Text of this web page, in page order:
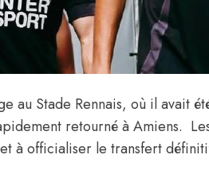
au Stade Rennais, où il avait
retourné à Amiens.
à officialiser le transfert